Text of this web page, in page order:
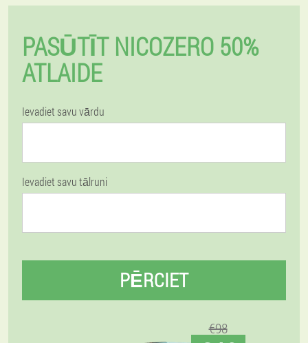
PASŪTĪT NICOZERO 50%
ATLAIDE
Ievadiet savu vārdu
Ievadiet savu tālruni
PĒRCIET
€98